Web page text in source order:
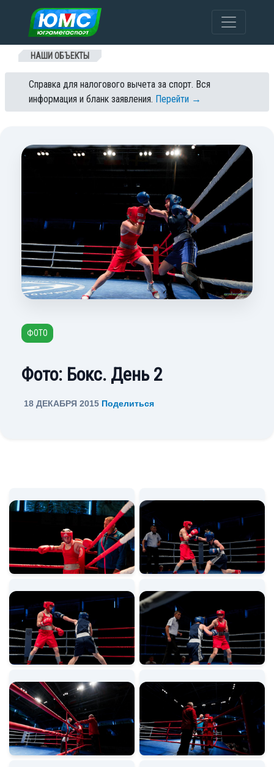
Перейти к содержанию
НАШИ ОБЪЕКТЫ
Справка для налогового вычета за спорт. Вся
информация и бланк заявления. Перейти →
ФОТО
Фото: Бокс. День 2
18 ДЕКАБРЯ 2015 Поделиться